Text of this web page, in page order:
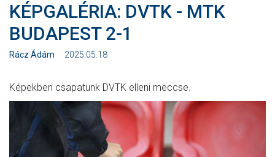
JEGYÉRTÉKESÍTÉS
WEBSHOP
STADION
EGYESÜLET
HÍREK
CSAPATOK
MÉRKŐZÉSEK
KÉPGALÉRIA: DVTK - MTK
BUDAPEST 2-1
Rácz Ádám 2025.05.18
Képekben csapatunk DVTK elleni meccse.